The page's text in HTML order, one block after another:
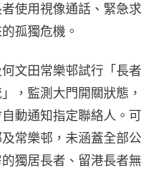
使用視像通話、緊急求
孤獨危機。
文田常樂邨試行「長者
，監測大門開關狀態，
動通知指定聯絡人。可
常樂邨，未涵蓋全部公
獨居長者、留港長者無